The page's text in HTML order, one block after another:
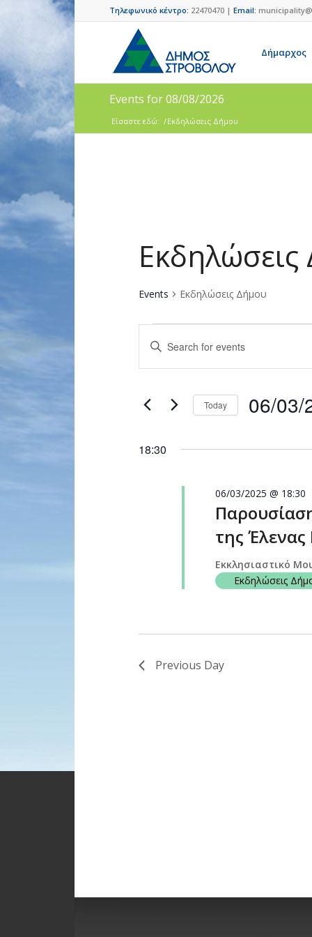
Τηλεφωνικό κέντρο: 22470470 | Email:
Δήμαρχος
Events for 08/08/2026
Είσαστε εδώ: /Εκδηλώσεις Δήμου
Events Εκδηλώσεις Δήμου
Events
Search
and
Views
Navigation
Enter
Keyword.
Search
Events
Today 06/03/
18:30
της
06/03/2025 @ 18:30
Εκκλησιαστικό
Εκδηλώσεις
Previous Day